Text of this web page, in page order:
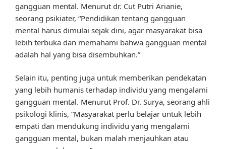
gangguan mental. Menurut dr. Cut Putri Arianie,
seorang psikiater, “Pendidikan tentang gangguan
mental harus dimulai sejak dini, agar masyarakat bisa
lebih terbuka dan memahami bahwa gangguan mental
adalah hal yang bisa disembuhkan.”
Selain itu, penting juga untuk memberikan pendekatan
yang lebih humanis terhadap individu yang mengalami
gangguan mental. Menurut Prof. Dr. Surya, seorang ahli
psikologi klinis, “Masyarakat perlu belajar untuk lebih
empati dan mendukung individu yang mengalami
gangguan mental, bukan malah menjauhkan atau